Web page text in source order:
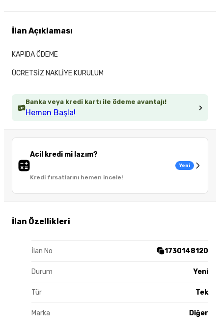
Banka veya kredi kartı ile ödeme avantajı!
Hemen Başla!
Acil kredi mi lazım?
Kredi fırsatlarını hemen incele!
Yeni
İlan Özellikleri
İlan No 1730148120
Durum Yeni
Tür Tek
Marka Diğer
İlan Açıklaması
KAPIDA ÖDEME
ÜCRETSİZ NAKLİYE KURULUM